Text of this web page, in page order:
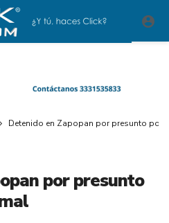
Detenido en Zapopan por presunto por
por presunto